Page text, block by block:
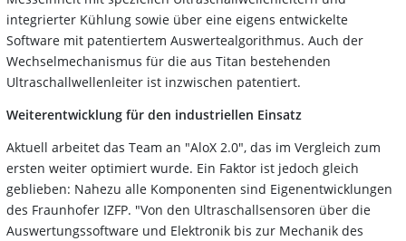
integrierter Kühlung sowie über eine eigens entwickelte
Software mit patentiertem Auswertealgorithmus. Auch der
Wechselmechanismus für die aus Titan bestehenden
Ultraschallwellenleiter ist inzwischen patentiert.
Weiterentwicklung für den industriellen Einsatz
Aktuell arbeitet das Team an "AloX 2.0", das im Vergleich zum
ersten weiter optimiert wurde. Ein Faktor ist jedoch gleich
geblieben: Nahezu alle Komponenten sind Eigenentwicklungen
des Fraunhofer IZFP. "Von den Ultraschallsensoren über die
Auswertungssoftware und Elektronik bis zur Mechanik des